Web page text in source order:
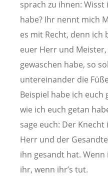
sprach zu ihnen:
habe? Ihr nennt mich
es mit Recht, denn ich
euer Herr und Meister,
gewaschen habe, so
untereinander die
Beispiel habe ich
wie ich euch getan
sage euch: Der
Herr und der
ihn gesandt hat. Wenn
ihr, wenn ihr’s tut.